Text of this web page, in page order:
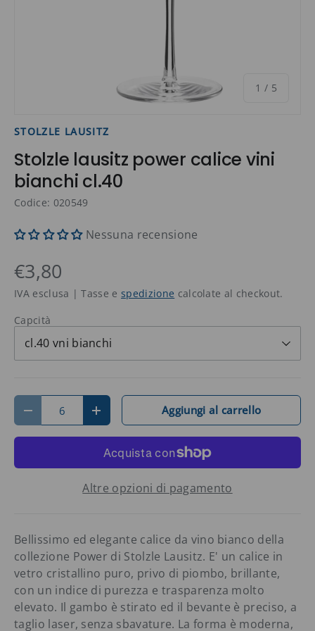
1 / di
5
STOLZLE LAUSITZ
Stolzle lausitz power calice vini
bianchi cl.40
Codice: 020549
Nessuna recensione
€3,80
IVA esclusa | Tasse espedizione calcolate al checkout.
Capcità
cl.40 vni bianchi
Diminuire la quantitàAumenta la quantitàAggiungi al carrello
Altre opzioni di pagamento
Bellissimo ed elegante calice da vino bianco della
collezione Power di Stolzle Lausitz. E' un calice in
vetro cristallino puro, privo di piombo, brillante,
con un indice di purezza e trasparenza molto
elevato. Il gambo è stirato ed il bevante è preciso, a
taglio laser, senza sbavature. La forma è moderna,